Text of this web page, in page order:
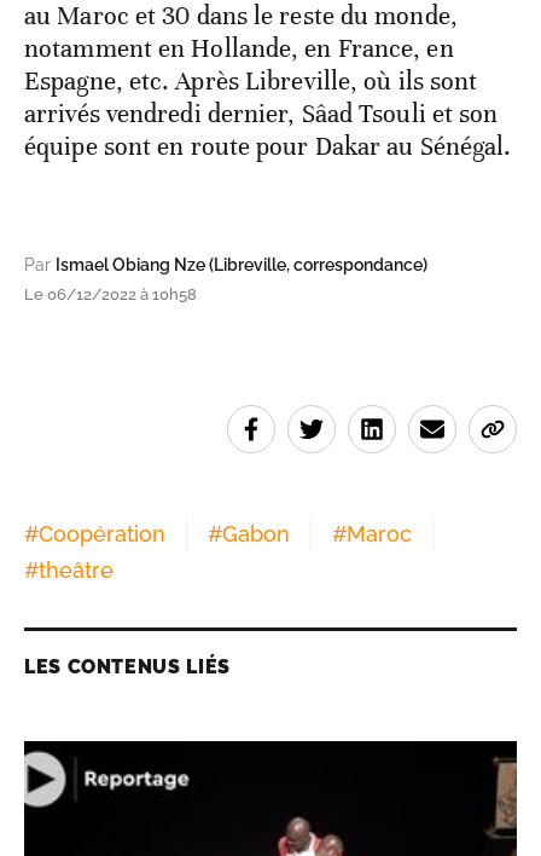
au Maroc et 30 dans le reste du monde,
notamment en Hollande, en France, en
Espagne, etc. Après Libreville, où ils sont
arrivés vendredi dernier, Sâad Tsouli et son
équipe sont en route pour Dakar au Sénégal.
Par Ismael Obiang Nze (Libreville, correspondance)
Le 06/12/2022 à 10h58
#Coopération #Gabon #Maroc
#theâtre
LES CONTENUS LIÉS